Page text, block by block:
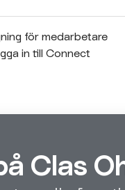
för medarbetare
in till Connect
Clas